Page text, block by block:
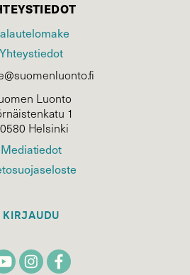
Yhteystiedot
Luonto
1
Helsinki
Mediatiedot
KIRJAUDU